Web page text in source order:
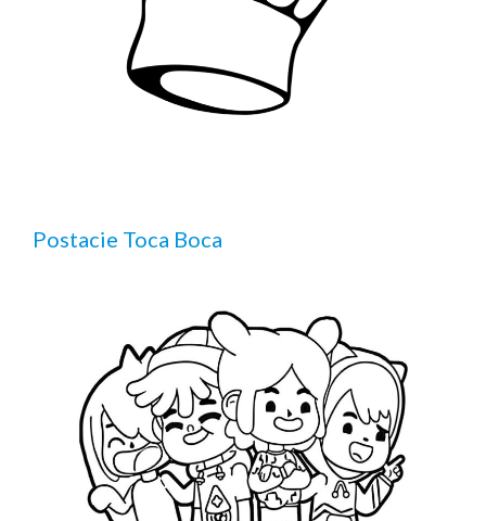
Postacie Toca Boca